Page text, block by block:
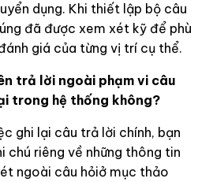
dụng. Khi thiết lập bộ câu
đã được xem xét kỹ để phù
giá của từng vị trí cụ thể.
trả lời ngoài phạm vi câu
trong hệ thống không?
ghi lại câu trả lời chính, bạn
chú riêng về những thông tin
ngoài câu hỏiở mục thảo